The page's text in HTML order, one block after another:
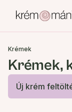
Krémek
Krémek,
Új krém